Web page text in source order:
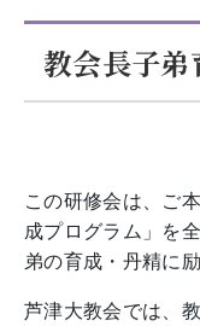
教会長子
この研修会は、ご
成プログラム」を
弟の育成・丹精に
芦津大教会では、